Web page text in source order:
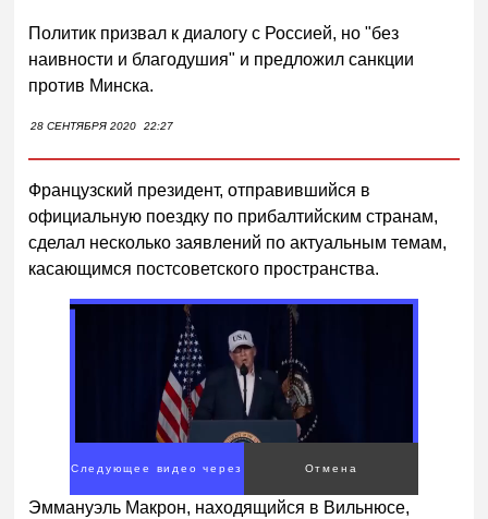
Политик призвал к диалогу с Россией, но "без
наивности и благодушия" и предложил санкции
против Минска.
28 СЕНТЯБРЯ 2020 22:27
Французский президент, отправившийся в
официальную поездку по прибалтийским странам,
сделал несколько заявлений по актуальным темам,
касающимся постсоветского пространства.
00:00 /01:00
Эммануэль Макрон, находящийся в Вильнюсе,